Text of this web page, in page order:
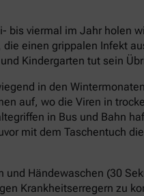
bis viermal im Jahr holen
die einen grippalen Infekt
Kindergarten tut sein
in den
auf, wo die Viren in
in Bus und Bahn
mit dem Taschentuch
und Händewaschen (30
Krankheitserregern zu